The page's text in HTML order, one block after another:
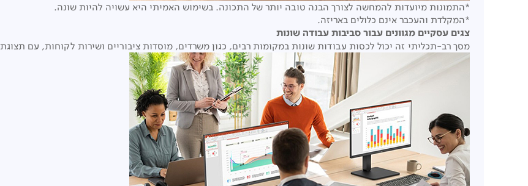
*התמונות מיועדות להמחשה לצורך הבנה טובה יותר של התכונה. בשימוש האמיתי היא עשויה להיות שונה.
*המקלדת והעכבר אינם כלולים באריזה.
צגים עסקיים מגוונים עבור סביבות עבודה שונות
מסך רב-תכליתי זה יכול לכסות עבודות שונות במקומות רבים, כגון משרדים, מוסדות ציבוריים ושירות לקוחות, עם תצוגת IPS ברורה ועיצוב ללא גבולות בשלושה צדדים.